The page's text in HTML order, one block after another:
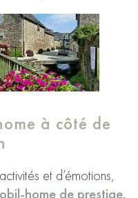
à côté de
et d’émotions,
home de prestige.